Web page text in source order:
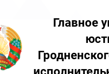
Главное